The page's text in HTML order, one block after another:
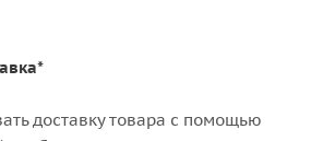
доставку товара с помощью